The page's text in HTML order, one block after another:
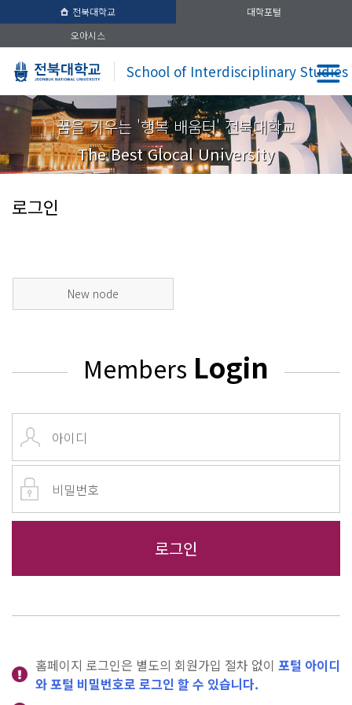
전북대학교
대학포털
오아시스
School of Interdisciplinary Studies
꿈을 키우는 '행복 배움터' 전북대학교
The Best Glocal University
로그인
New node
Members Login
홈페이지 로그인은 별도의 회원가입 절차 없이 포털 아이디
와 포털 비밀번호로 로그인 할 수 있습니다.